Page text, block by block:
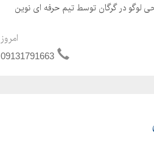
لوگو در گرگان توسط تیم حرفه ای نوین
امروز
09131791663